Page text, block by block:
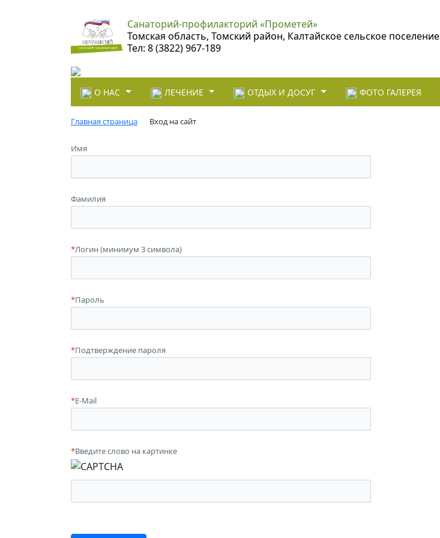
Санаторий-профилакторий «Прометей»
Томская область, Томский район, Калтайское сельское поселение
Тел: 8 (3822) 967-189
О НАС ЛЕЧЕНИЕ ОТДЫХ И ДОСУГ ФОТО ГАЛЕРЕЯ
Главная страница Вход на сайт
Имя
Фамилия
*Логин (минимум 3 символа)
*Пароль
*Подтверждение пароля
*E-Mail
*Введите слово на картинке